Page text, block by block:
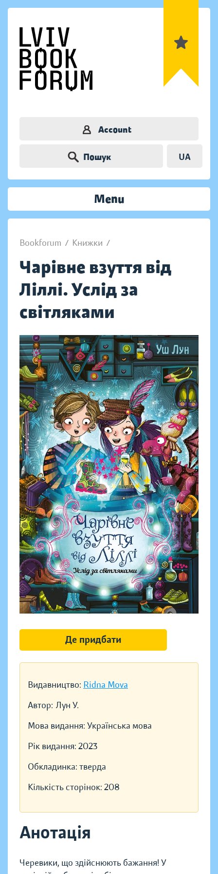
Account
Пошук UA
Menu
Bookforum / Книжки /
Чарівне взуття від
Ліллі. Услід за
світляками
Видавництво: Ridna Mova
Автор: Лун У.
Мова видання: Українська мова
Рік видання: 2023
Обкладинка: тверда
Кількість сторінок: 208
Анотація
Черевики, що здійснюють бажання! У
Де придбати